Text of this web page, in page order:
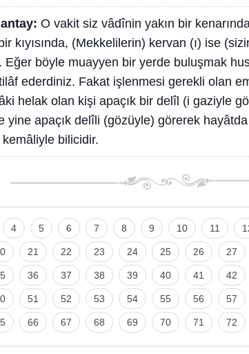
O vakit siz vâdînin yakın bir
kıyısında, (Mekkelilerin) kervan (ı) ise
Eğer böyle muayyen bir yerde buluşmak
ederdiniz. Fakat işlenmesi gerekli olan
helak olan kişi apaçık bir delîl (i gaziyle
yine apaçık delîli (gözüyle) görerek
kemâliyle bilicidir.
4 5 6 7 8 9 10 11
21 22 23 24 25 26 27
36 37 38 39 40 41 42
51 52 53 54 55 56 57
66 67 68 69 70 71 72